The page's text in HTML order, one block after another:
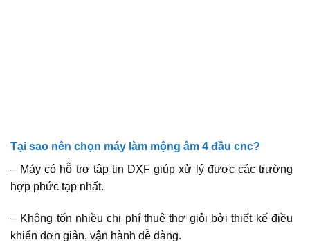
Tại sao nên chọn máy làm mộng âm 4 đầu cnc?
– Máy có hỗ trợ tập tin DXF giúp xử lý được các trường
hợp phức tạp nhất.
– Không tốn nhiều chi phí thuê thợ giỏi bởi thiết kế điều
khiển đơn giản, vận hành dễ dàng.